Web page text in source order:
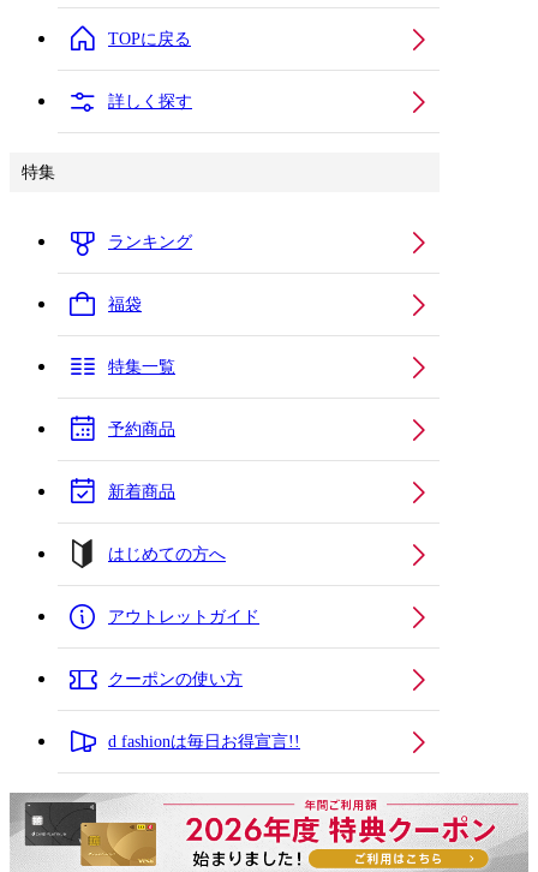
TOPに戻る
詳しく探す
特集
ランキング
福袋
特集一覧
予約商品
新着商品
はじめての方へ
アウトレットガイド
クーポンの使い方
d fashionは毎日お得宣言!!